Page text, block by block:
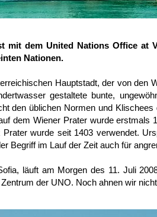
mit dem United Nations Office at
Nationen.
Hauptstadt, der von den
gestaltete bunte,
den üblichen Normen und
dem Wiener Prater wurde
wurde seit 1403 verwendet.
Begriff im Lauf der Zeit auch für
läuft am Morgen des 11. Juli
der UNO. Noch ahnen wir